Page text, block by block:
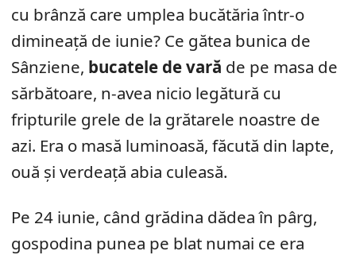
cu brânză care umplea bucătăria într-o
dimineață de iunie? Ce gătea bunica de
Sânziene, bucatele de vară de pe masa de
sărbătoare, n-avea nicio legătură cu
fripturile grele de la grătarele noastre de
azi. Era o masă luminoasă, făcută din lapte,
ouă și verdeață abia culeasă.
Pe 24 iunie, când grădina dădea în pârg,
gospodina punea pe blat numai ce era